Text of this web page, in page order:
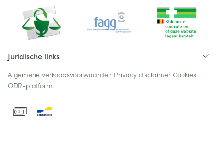
Juridische links
Algemene verkoopsvoorwaarden Privacy disclaimer Cookies
ODR-platform